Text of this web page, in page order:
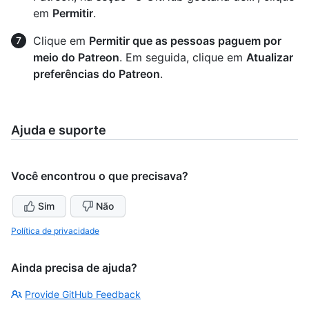
em Permitir.
Clique em Permitir que as pessoas paguem por
meio do Patreon. Em seguida, clique em Atualizar
preferências do Patreon.
Ajuda e suporte
Você encontrou o que precisava?
Sim Não
Política de privacidade
Ainda precisa de ajuda?
Provide GitHub Feedback